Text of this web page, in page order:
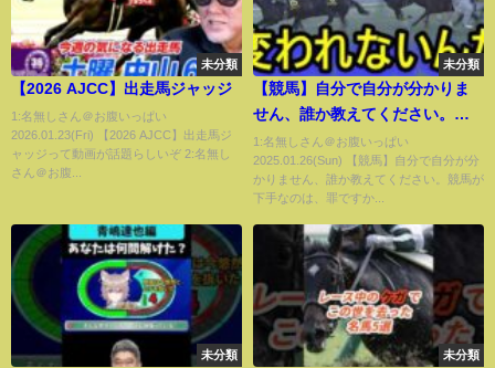
未分類
【2026 AJCC】出走馬ジャッジ
1:名無しさん＠お腹いっぱい
2026.01.23(Fri) 【2026 AJCC】出走馬ジ
ャッジって動画が話題らしいぞ 2:名無し
さん＠お腹...
未分類
【競馬】自分で自分が分かりま
せん、誰か教えてください。競
馬が下手なのは、罪ですか？人
も組織も簡単には変えられな
い・・・
1:名無しさん＠お腹いっぱい
2025.01.26(Sun) 【競馬】自分で自分が分
かりません、誰か教えてください。競馬が
下手なのは、罪ですか...
未分類 未分類